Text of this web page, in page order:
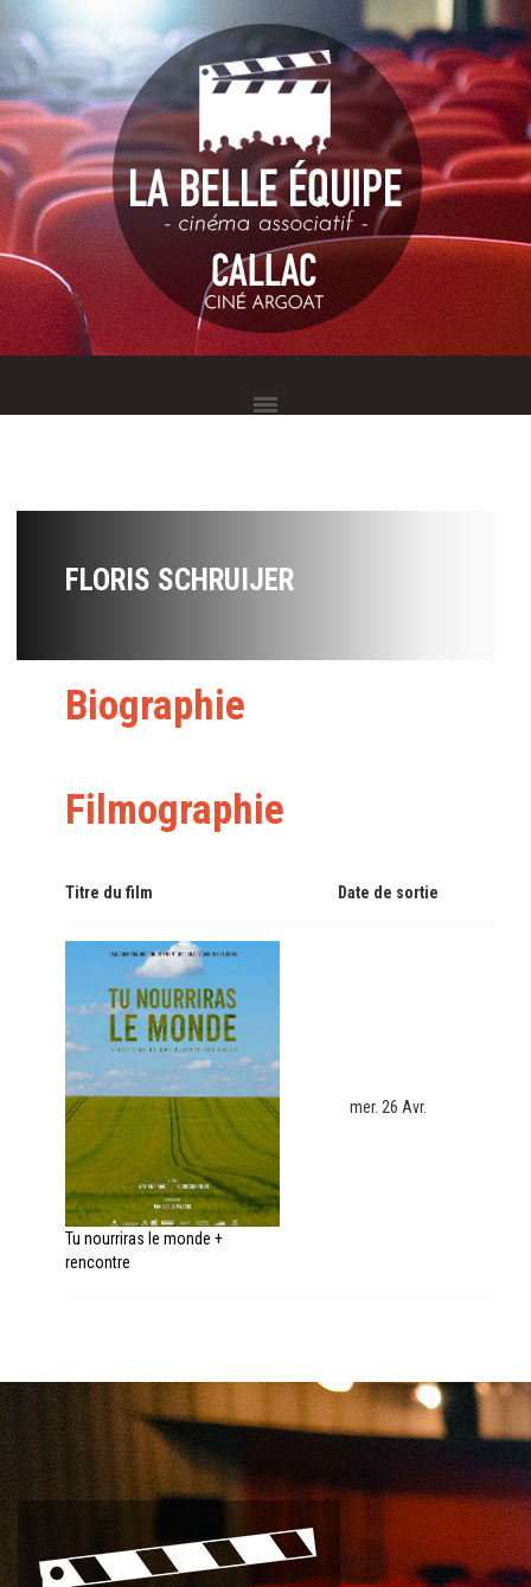
FLORIS SCHRUIJER
Biographie
Filmographie
Titre du film Date de sortie
Tu nourriras le monde +
rencontre
mer. 26 Avr.